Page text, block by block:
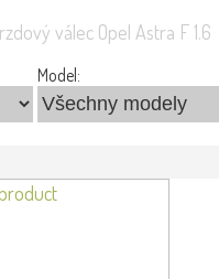
válec Opel Astra F 1.6
Model: